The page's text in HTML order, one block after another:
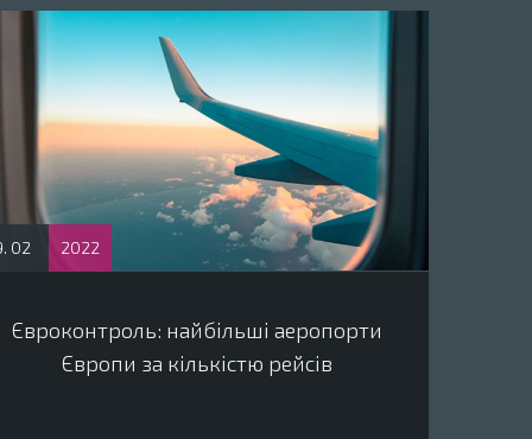
02 2022
Євроконтроль: найбільші аеропорти
Європи за кількістю рейсів